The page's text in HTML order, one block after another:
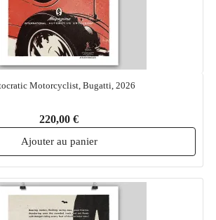
Motorcyclist, Bugatti, 2026
220,00 €
Ajouter au panier